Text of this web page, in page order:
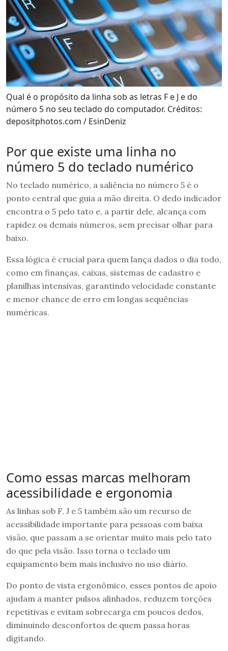
Qual é o propósito da linha sob as letras F e J e do
número 5 no seu teclado do computador. Créditos:
depositphotos.com / EsinDeniz
Por que existe uma linha no
número 5 do teclado numérico
No teclado numérico, a saliência no número 5 é o
ponto central que guia a mão direita. O dedo indicador
encontra o 5 pelo tato e, a partir dele, alcança com
rapidez os demais números, sem precisar olhar para
baixo.
Essa lógica é crucial para quem lança dados o dia todo,
como em finanças, caixas, sistemas de cadastro e
planilhas intensivas, garantindo velocidade constante
e menor chance de erro em longas sequências
numéricas.
Como essas marcas melhoram
acessibilidade e ergonomia
As linhas sob F, J e 5 também são um recurso de
acessibilidade importante para pessoas com baixa
visão, que passam a se orientar muito mais pelo tato
do que pela visão. Isso torna o teclado um
equipamento bem mais inclusivo no uso diário.
Do ponto de vista ergonômico, esses pontos de apoio
ajudam a manter pulsos alinhados, reduzem torções
repetitivas e evitam sobrecarga em poucos dedos,
diminuindo desconfortos de quem passa horas
digitando.